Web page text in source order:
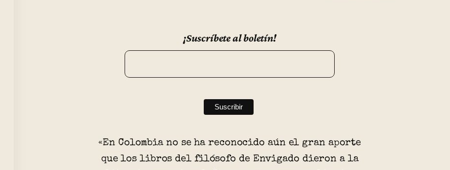
¡Suscríbete al boletín!
«En Colombia no se ha reconocido aún el gran aporte
que los libros del filósofo de Envigado dieron a la